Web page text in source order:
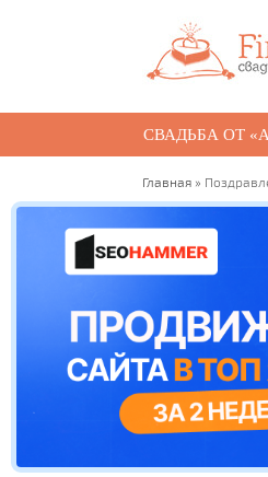
СВАДЬБА ОТ
Главная »